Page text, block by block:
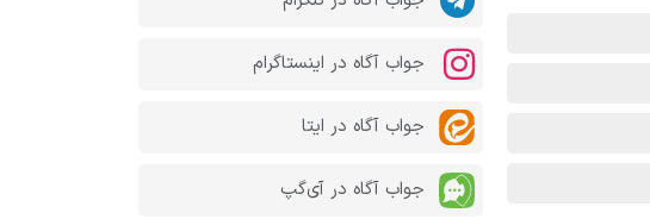
جواب آگاه در اینستاگرام
جواب آگاه در ایتا
جواب آگاه در آی‌گپ